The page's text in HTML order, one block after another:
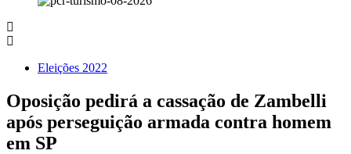
Eleições 2022
Oposição pedirá a cassação de Zambelli
após perseguição armada contra homem
em SP